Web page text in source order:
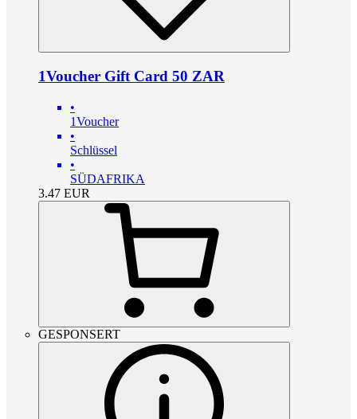
1Voucher Gift Card 50 ZAR
•
1Voucher
•
Schlüssel
•
SÜDAFRIKA
3.47 EUR
GESPONSERT